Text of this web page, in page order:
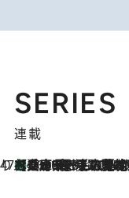
SERIES
連載
47都道府県の手みやげ ひんやりスイーツで夏を満喫
2026.8.8
【兵庫県】この夏絶対食べたい 冷やしておいしいおやつ3選 淡路島の恵みをジェラートに集約